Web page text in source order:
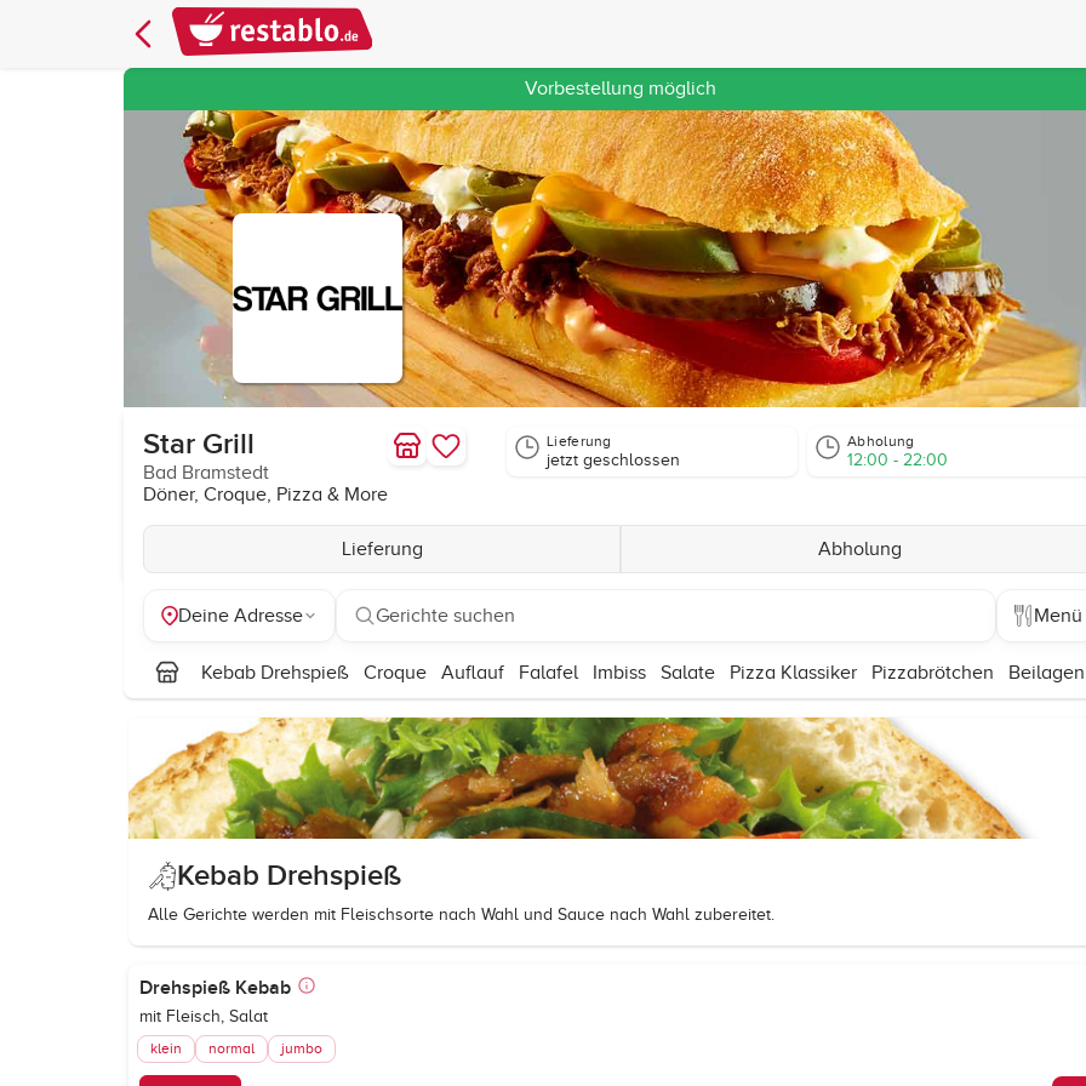
Vorbestellung möglich
Star Grill
Bad Bramstedt
Döner, Croque, Pizza & More
Lieferung
jetzt geschlossen
Abholung
12:00 - 22:00
Lieferung Abholung
Deine Adresse Gerichte suchen Menü
Kebab Drehspieß Croque Auflauf Falafel Imbiss Salate Pizza Klassiker Pizzabrötchen Beilagen
Kebab Drehspieß
Alle Gerichte werden mit Fleischsorte nach Wahl und Sauce nach Wahl zubereitet.
Drehspieß Kebab
mit Fleisch, Salat
klein normal jumbo